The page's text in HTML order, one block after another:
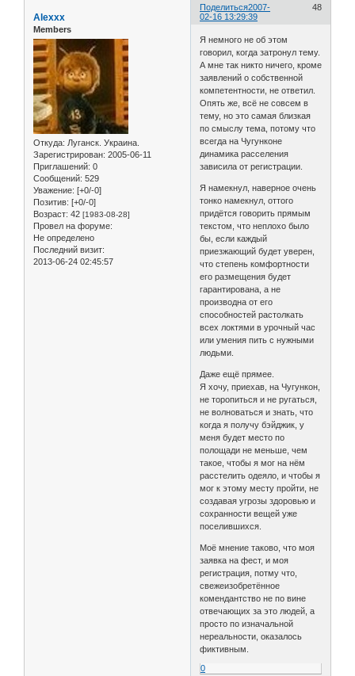
Поделиться 48
2007-
02-16 13:29:39
Alexxx
Members
Откуда: Луганск. Украина.
Зарегистрирован: 2005-06-11
Приглашений: 0
Сообщений: 529
Уважение: [+0/-0]
Позитив: [+0/-0]
Возраст: 42 [1983-08-28]
Провел на форуме:
Не определено
Последний визит:
2013-06-24 02:45:57
Я немного не об этом
говорил, когда затронул тему.
А мне так никто ничего, кроме
заявлений о собственной
компетентности, не ответил.
Опять же, всё не совсем в
тему, но это самая близкая
по смыслу тема, потому что
всегда на Чугунконе
динамика расселения
зависила от регистрации.
Я намекнул, наверное очень
тонко намекнул, оттого
придётся говорить прямым
текстом, что неплохо было
бы, если каждый
приезжающий будет уверен,
что степень комфортности
его размещения будет
гарантирована, а не
производна от его
способностей растолкать
всех локтями в урочный час
или умения пить с нужными
людьми.
Даже ещё прямее.
Я хочу, приехав, на Чугункон,
не торопиться и не ругаться,
не волноваться и знать, что
когда я получу бэйджик, у
меня будет место по
полощади не меньше, чем
такое, чтобы я мог на нём
расстелить одеяло, и чтобы я
мог к этому месту пройти, не
создавая угрозы здоровью и
сохранности вещей уже
поселившихся.
Моё мнение таково, что моя
заявка на фест, и моя
регистрация, потму что,
свежеизобретённое
комендантство не по вине
отвечающих за это людей, а
просто по изначальной
нереальности, оказалось
фиктивным.
0